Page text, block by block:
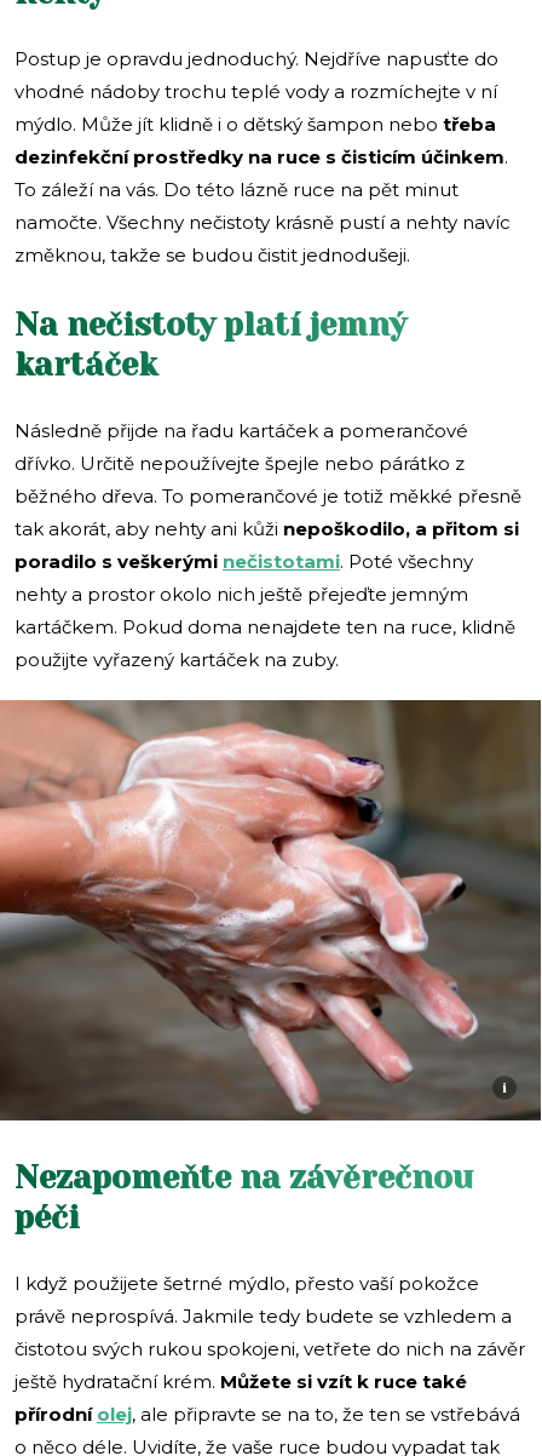
Postup je opravdu jednoduchý. Nejdříve napusťte do
vhodné nádoby trochu teplé vody a rozmíchejte v ní
mýdlo. Může jít klidně i o dětský šampon nebo třeba
dezinfekční prostředky na ruce s čisticím účinkem.
To záleží na vás. Do této lázně ruce na pět minut
namočte. Všechny nečistoty krásně pustí a nehty navíc
změknou, takže se budou čistit jednodušeji.
Na nečistoty platí jemný
kartáček
Následně přijde na řadu kartáček a pomerančové
dřívko. Určitě nepoužívejte špejle nebo párátko z
běžného dřeva. To pomerančové je totiž měkké přesně
tak akorát, aby nehty ani kůži nepoškodilo, a přitom si
poradilo s veškerými nečistotami. Poté všechny
nehty a prostor okolo nich ještě přejeďte jemným
kartáčkem. Pokud doma nenajdete ten na ruce, klidně
použijte vyřazený kartáček na zuby.
i
Nezapomeňte na závěrečnou
péči
I když použijete šetrné mýdlo, přesto vaší pokožce
právě neprospívá. Jakmile tedy budete se vzhledem a
čistotou svých rukou spokojeni, vetřete do nich na závěr
ještě hydratační krém. Můžete si vzít k ruce také
přírodní olej, ale připravte se na to, že ten se vstřebává
o něco déle. Uvidíte, že vaše ruce budou vypadat tak